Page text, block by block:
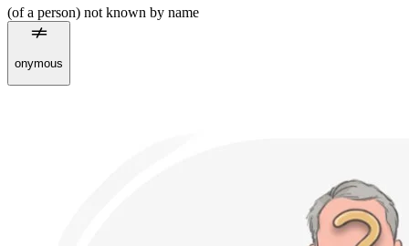
(of a person) not known by name
onymous